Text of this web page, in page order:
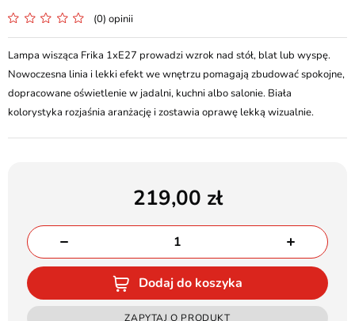
(0) opinii
Lampa wisząca Frika 1xE27 prowadzi wzrok nad stół, blat lub wyspę.
Nowoczesna linia i lekki efekt we wnętrzu pomagają zbudować spokojne,
dopracowane oświetlenie w jadalni, kuchni albo salonie. Biała
kolorystyka rozjaśnia aranżację i zostawia oprawę lekką wizualnie.
219,00
Dodaj do koszyka
ZAPYTAJ O PRODUKT